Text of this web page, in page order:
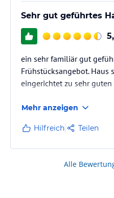
Sehr gut geführtes
ein sehr familiär gut
Frühstücksangebot. Haus
eingerichtet zu sehr guten
Mehr anzeigen
Hilfreich Teilen
Alle